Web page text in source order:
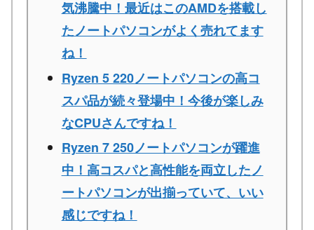
気沸騰中！最近はこのAMDを搭載し
たノートパソコンがよく売れてます
ね！
Ryzen 5 220ノートパソコンの高コ
スパ品が続々登場中！今後が楽しみ
なCPUさんですね！
Ryzen 7 250ノートパソコンが躍進
中！高コスパと高性能を両立したノ
ートパソコンが出揃っていて、いい
感じですね！